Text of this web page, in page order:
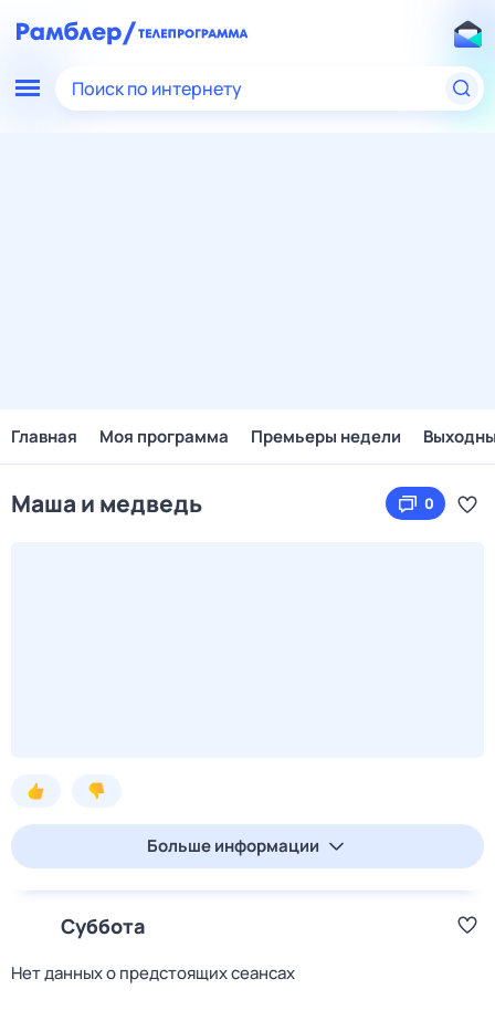
Поиск по интернету
Главная Моя программа Премьеры недели
Маша и медведь 0
Больше информации
Суббота
Нет данных о предстоящих сеансах